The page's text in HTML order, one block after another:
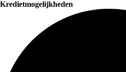
Kredietmogelijkheden